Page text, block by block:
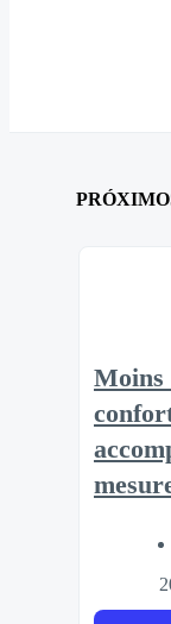
Moins